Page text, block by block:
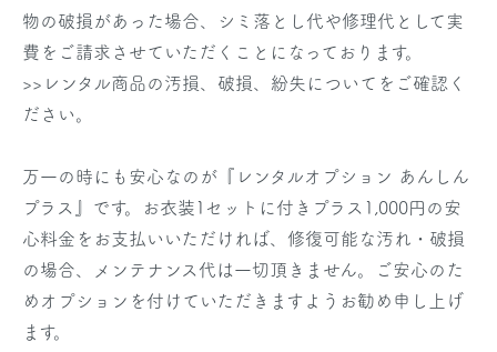
物の破損があった場合、シミ落とし代や修理代として実
費をご請求させていただくことになっております。
>>レンタル商品の汚損、破損、紛失についてをご確認く
ださい。
万一の時にも安心なのが『レンタルオプション あんしん
プラス』です。お衣装1セットに付きプラス1,000円の安
心料金をお支払いいただければ、修復可能な汚れ・破損
の場合、メンテナンス代は一切頂きません。ご安心のた
めオプションを付けていただきますようお勧め申し上げ
ます。